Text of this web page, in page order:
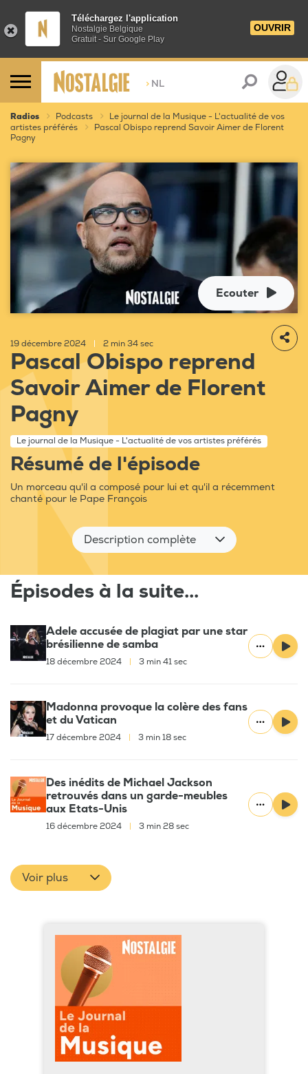
Téléchargez l'application
Nostalgie Belgique
Gratuit - Sur Google Play
OUVRIR
> NL
Radios Podcasts
Le journal de la Musique - L'actualité de vos
artistes préférés
Pascal Obispo reprend Savoir Aimer de Florent
Pagny
Ecouter
19 décembre 2024 2 min 34 sec
Pascal Obispo reprend
Savoir Aimer de Florent
Pagny
Le journal de la Musique - L'actualité de vos artistes préférés
Résumé de l'épisode
Un morceau qu'il a composé pour lui et qu'il a récemment
chanté pour le Pape François
Description complète
Épisodes à la suite...
Adele accusée de plagiat par une star
brésilienne de samba
18 décembre 2024 3 min 41 sec
Madonna provoque la colère des fans
et du Vatican
17 décembre 2024 3 min 18 sec
Des inédits de Michael Jackson
retrouvés dans un garde-meubles
aux Etats-Unis
16 décembre 2024 3 min 28 sec
Voir plus